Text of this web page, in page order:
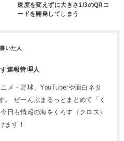
速度を変えずに大きさ1/3のQRコ
ードを開発してしまう
速報管理人
メ・野球、YouTuberや面白ネタ
。 ぜーんぶまるっとまとめて「く
日も情報の海をくろす（クロス）
ます！